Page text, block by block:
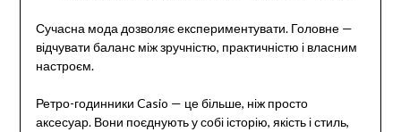
Сучасна мода дозволяє експериментувати. Головне —
відчувати баланс між зручністю, практичністю і власним
настроєм.
Ретро-годинники Casio — це більше, ніж просто
аксесуар. Вони поєднують у собі історію, якість і стиль,